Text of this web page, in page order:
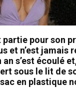
partie pour son
et n’est jamais
an s’est écoulé
sous le lit de
en plastique